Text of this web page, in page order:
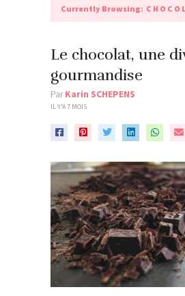
Currently Browsing:
Le chocolat, une
gourmandise
ParKarin SCHEPENS
IL Y'A 7 MOIS